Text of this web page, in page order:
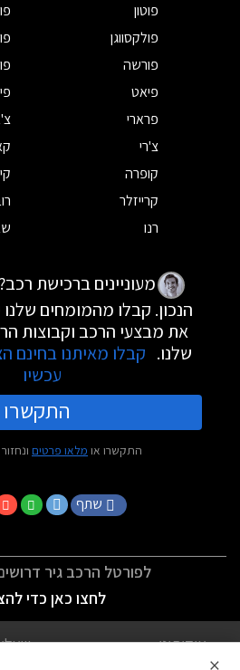
פוטון
פולקסווגן
פורשה
פיאט
פרארי
צ'רי
קופרה
קרייזלר
רנו
מעוניינים ברכישת
הנכון. קבלו מהמומחים שלנו
את מבצעי הרכב וקבוצות
שלנו. קבלו מאיתנו בחינם
עכשיו
התקשרו
התקשרו או מלאו פרטים
שתף
לפורטל הרכב גיר
לחצו כאן כדי
אודותינו